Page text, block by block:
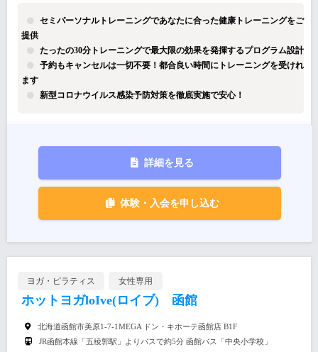
セミパーソナルトレーニングであなたに合った健康トレーニングをご
提供
たったの30分トレーニングで最大限の効果を発揮するプログラム設計
予約もキャンセルは一切不要！都合良い時間にトレーニングを受けれ
ます
新型コロナウイルス感染予防対策を徹底実施で安心！
詳細を見る
体験・入会を申し込む
ヨガ・ピラティス 女性専用
ホットヨガloIve(ロイブ) 函館
北海道函館市美原1-7-1MEGA ドン・キホーテ函館店 B1F
JR函館本線「五稜郭駅」よりバスで約5分 函館バス「中央小学校」